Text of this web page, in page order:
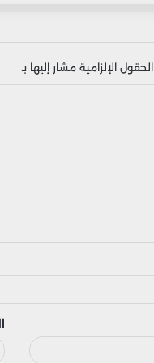
الحقول الإلزامية مشار إليها بـ